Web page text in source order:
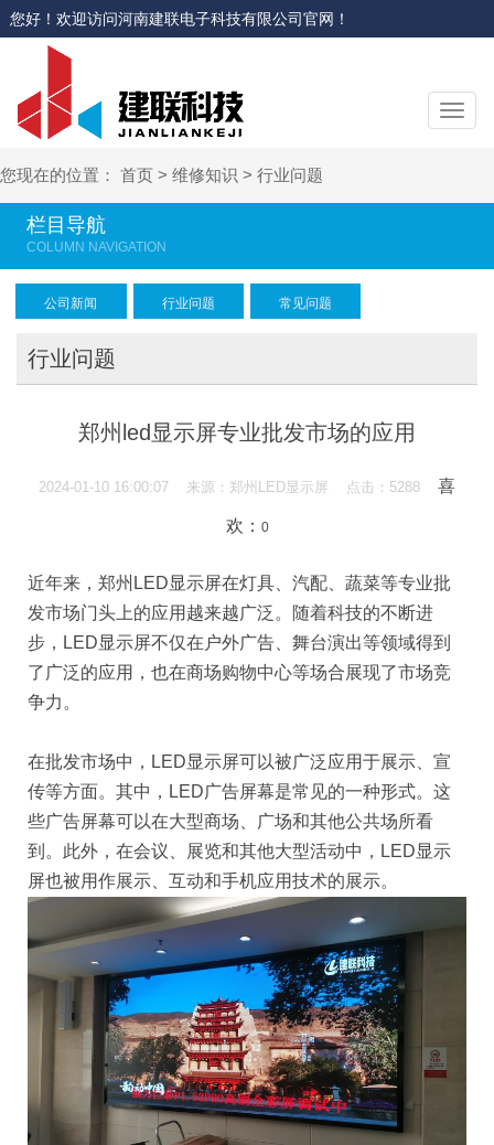
您好！欢迎访问河南建联电子科技有限公司官网！
切
您现在的位置： 首页 > 维修知识 > 行业问题
栏目导航
公司新闻 行业问题 常见问题
行业问题
郑州led显示屏专业批发市场的应用
2024-01-10 16:00:07 来源：郑州LED显示屏 点击：5288 喜
欢： 0
近年来，郑州LED显示屏在灯具、汽配、蔬菜等专业批
发市场门头上的应用越来越广泛。随着科技的不断进
步，LED显示屏不仅在户外广告、舞台演出等领域得到
了广泛的应用，也在商场购物中心等场合展现了市场竞
争力。
在批发市场中，LED显示屏可以被广泛应用于展示、宣
传等方面。其中，LED广告屏幕是常见的一种形式。这
些广告屏幕可以在大型商场、广场和其他公共场所看
到。此外，在会议、展览和其他大型活动中，LED显示
屏也被用作展示、互动和手机应用技术的展示。